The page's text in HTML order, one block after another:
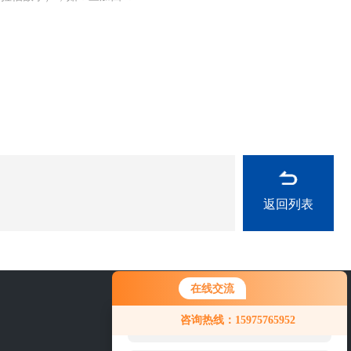
在线交流
咨询热线：15975765952
您好！欢迎前来咨询，很高兴为您
服务，请问您要咨询什么问题呢？
返回列表
0757-63529918